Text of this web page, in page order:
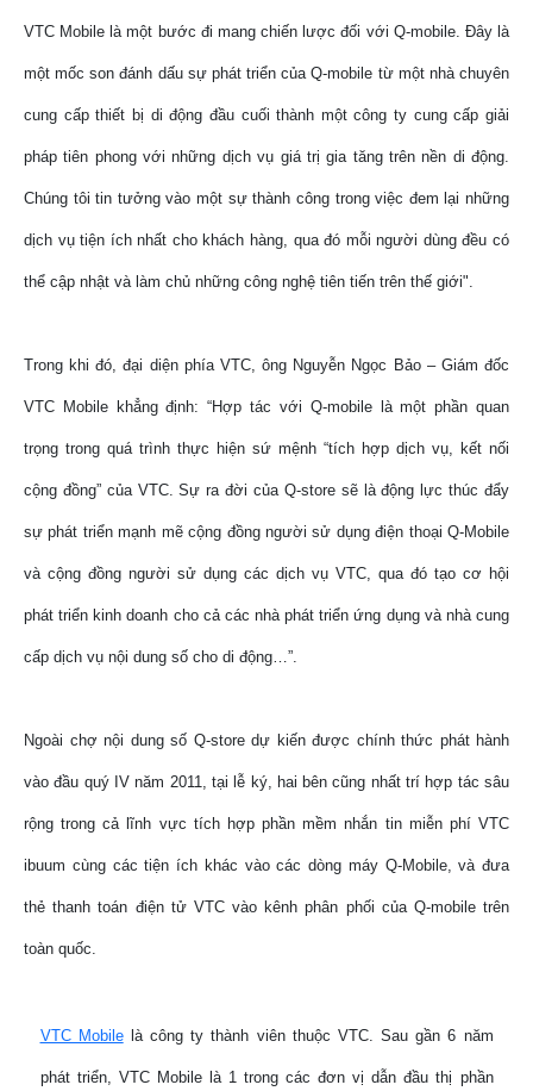
VTC Mobile là một bước đi mang chiến lược đối với Q-mobile. Đây là
một mốc son đánh dấu sự phát triển của Q-mobile từ một nhà chuyên
cung cấp thiết bị di động đầu cuối thành một công ty cung cấp giải
pháp tiên phong với những dịch vụ giá trị gia tăng trên nền di động.
Chúng tôi tin tưởng vào một sự thành công trong việc đem lại những
dịch vụ tiện ích nhất cho khách hàng, qua đó mỗi người dùng đều có
thể cập nhật và làm chủ những công nghệ tiên tiến trên thế giới".
Trong khi đó, đại diện phía VTC, ông Nguyễn Ngọc Bảo – Giám đốc
VTC Mobile khẳng định: “Hợp tác với Q-mobile là một phần quan
trọng trong quá trình thực hiện sứ mệnh “tích hợp dịch vụ, kết nối
cộng đồng” của VTC. Sự ra đời của Q-store sẽ là động lực thúc đẩy
sự phát triển mạnh mẽ cộng đồng người sử dụng điện thoại Q-Mobile
và cộng đồng người sử dụng các dịch vụ VTC, qua đó tạo cơ hội
phát triển kinh doanh cho cả các nhà phát triển ứng dụng và nhà cung
cấp dịch vụ nội dung số cho di động…”.
Ngoài chợ nội dung số Q-store dự kiến được chính thức phát hành
vào đầu quý IV năm 2011, tại lễ ký, hai bên cũng nhất trí hợp tác sâu
rộng trong cả lĩnh vực tích hợp phần mềm nhắn tin miễn phí VTC
ibuum cùng các tiện ích khác vào các dòng máy Q-Mobile, và đưa
thẻ thanh toán điện tử VTC vào kênh phân phối của Q-mobile trên
toàn quốc.
VTC Mobilelà công ty thành viên thuộc VTC. Sau gần 6 năm
phát triển, VTC Mobile là 1 trong các đơn vị dẫn đầu thị phần